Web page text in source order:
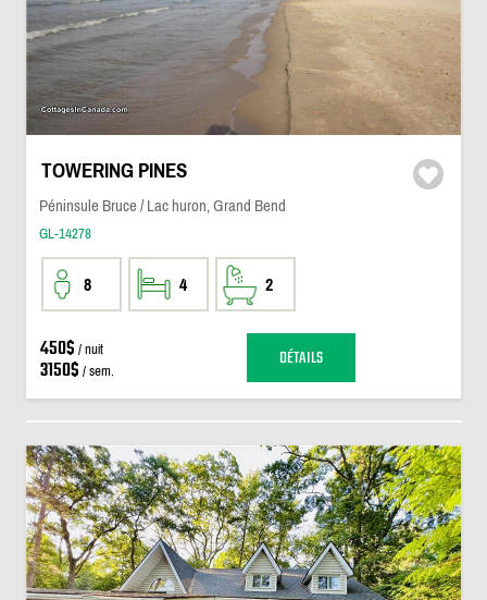
TOWERING PINES
Péninsule Bruce / Lac huron, Grand Bend
GL-14278
8 4 2
450$ / nuit
3150$ / sem. DÉTAILS